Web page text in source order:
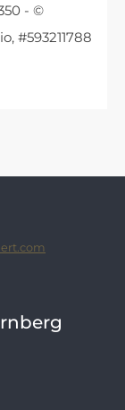
- ©
#593211788